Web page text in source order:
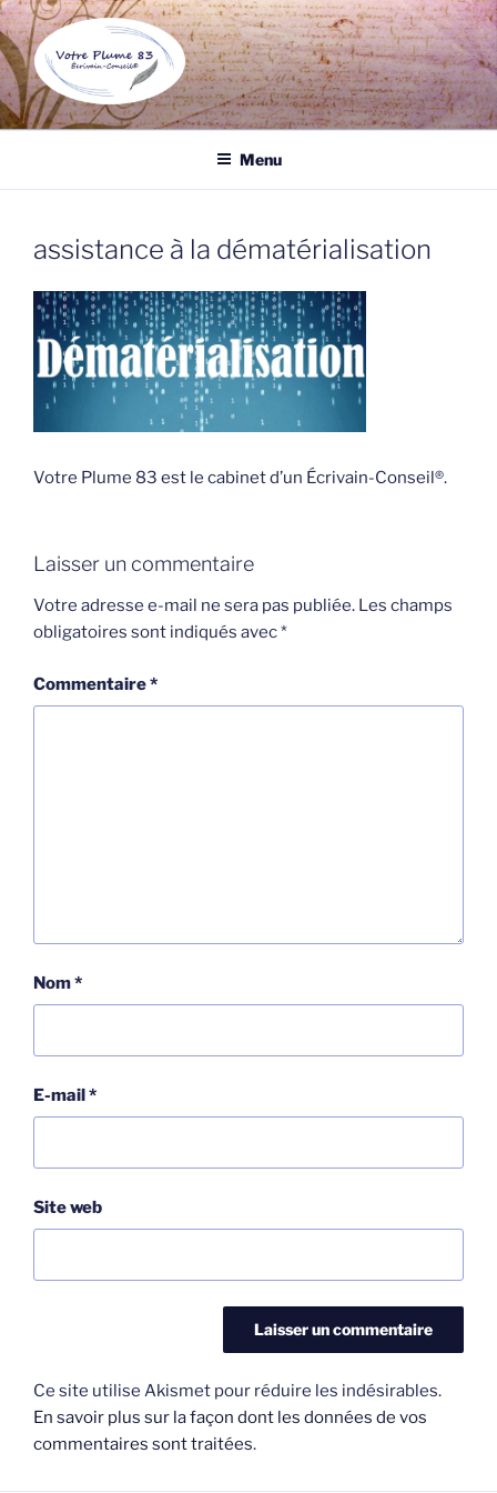
Aller
au
contenu
principal
VOTRE PLUME 83
Écrivain public et biographe à Draguignan, un professionnel de
Menu
assistance à la dématérialisation
Votre Plume 83 est le cabinet d’un Écrivain-Conseil®.
Laisser un commentaire
Votre adresse e-mail ne sera pas publiée. Les champs
obligatoires sont indiqués avec*
Commentaire*
Nom*
E-mail*
Site web
Ce site utilise Akismet pour réduire les indésirables.
En savoir plus sur la façon dont les données de vos
commentaires sont traitées.